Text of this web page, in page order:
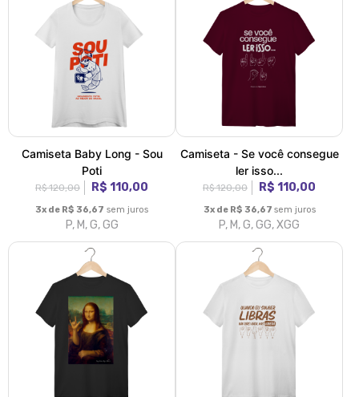
Camiseta Baby Long - Sou
Poti
R$ 120,00 R$ 110,00
3x de R$ 36,67 sem juros
P, M, G, GG
Camiseta - Se você consegue
ler isso...
R$ 120,00 R$ 110,00
3x de R$ 36,67 sem juros
P, M, G, GG, XGG